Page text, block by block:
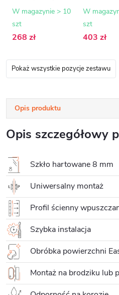
walk-in - 8-10
do 160 cm
W magazynie > 10
szt
268 zł
szkło
60x200 cm
W
szt
403 zł
Pokaż wszystkie pozycje zestawu
Opis produktu
Opis szczegółowy
Szkło hartowane 8 mm
Uniwersalny montaż
Profil ścienny
Szybka instalacja
Obróbka powierzchni
Montaż na brodziku lub